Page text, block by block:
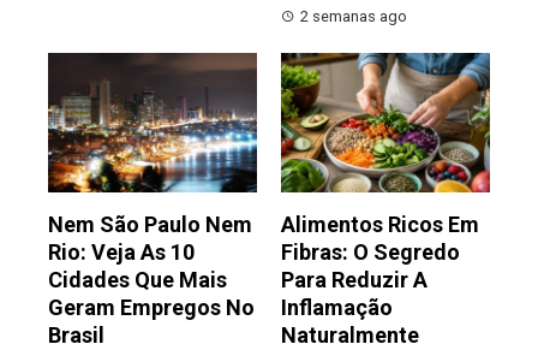
2 semanas ago
Nem São Paulo Nem
Rio: Veja As 10
Cidades Que Mais
Geram Empregos No
Brasil
Alimentos Ricos Em
Fibras: O Segredo
Para Reduzir A
Inflamação
Naturalmente